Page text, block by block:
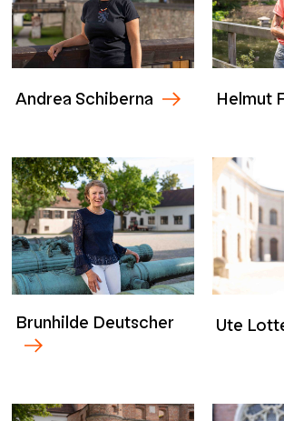
Andrea Schiberna Helmut
Brunhilde Deutscher Ute